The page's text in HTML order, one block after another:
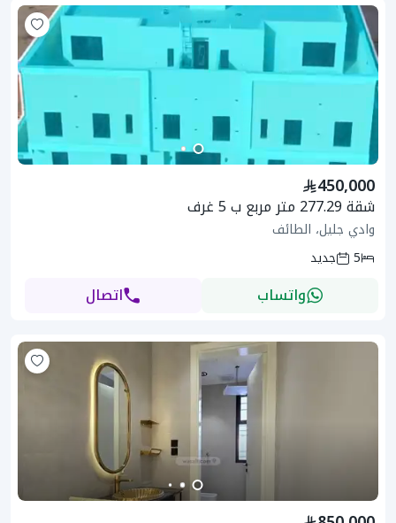
450,000
شقة 277.29 متر مربع ب 5 غرف
وادي جليل، الطائف
5
جديد
واتساب اتصال